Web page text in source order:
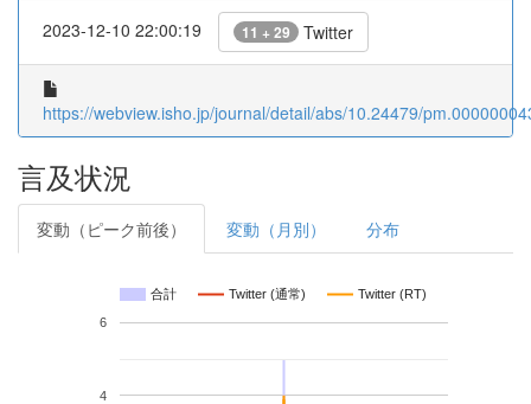
2023-12-10 22:00:19 11 + 29 Twitter
https://webview.isho.jp/journal/detail/abs/10.24479/
言及状況
変動（ピーク前後） 変動（月別） 分布
合計 Twitter (通常) Twitter (RT)
4
6